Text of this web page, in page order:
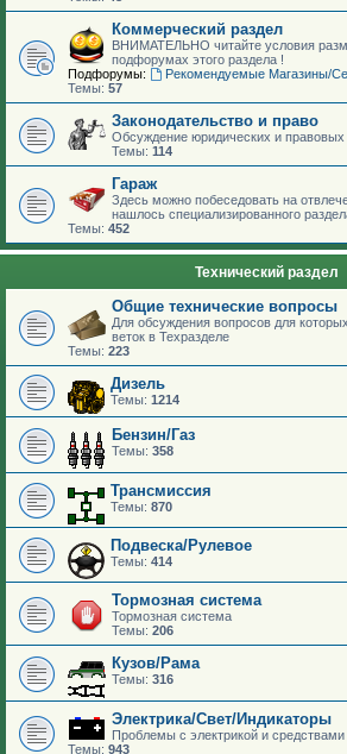
Коммерческий раздел
ВНИМАТЕЛЬНО читайте условия
подфорумах этого раздела !
Подфорумы:
Рекомендуемые Магазины/
Темы: 57
Законодательство и право
Обсуждение юридических и правовых
Темы: 114
Гараж
Здесь можно побеседовать на
нашлось специализированного
Темы: 452
Технический раздел
Общие технические вопросы
Для обсуждения вопросов для
веток в Техразделе
Темы: 223
Дизель
Темы: 1214
Бензин/Газ
Темы: 358
Трансмиссия
Темы: 870
Подвеска/Рулевое
Темы: 414
Тормозная система
Тормозная система
Темы: 206
Кузов/Рама
Темы: 316
Электрика/Свет/Индикаторы
Проблемы с электрикой и
Темы: 943